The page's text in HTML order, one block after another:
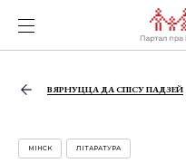
ВЯРНУЦЦА ДА СПІСУ ПАДЗЕЙ
МІНСК ЛІТАРАТУРА